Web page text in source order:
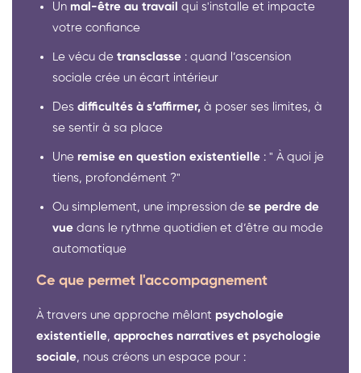
Un mal-être au travail qui s'installe et impacte
votre confiance
Le vécu de transclasse : quand l’ascension
sociale crée un écart intérieur
Des difficultés à s’affirmer, à poser ses limites, à
se sentir à sa place
Une remise en question existentielle : " À quoi je
tiens, profondément ?"
Ou simplement, une impression de se perdre de
vue dans le rythme quotidien et d’être au mode
automatique
Ce que permet l'accompagnement
À travers une approche mêlant psychologie
existentielle, approches narratives et psychologie
sociale, nous créons un espace pour :